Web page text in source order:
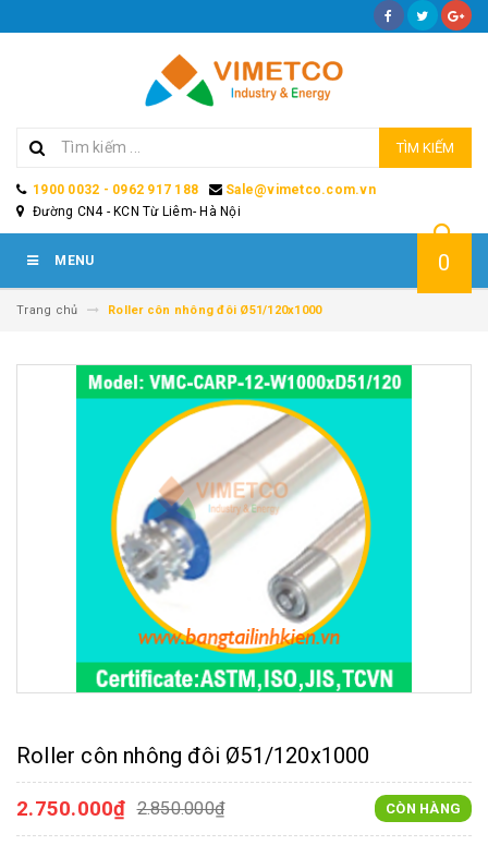
TÌM KIẾM
1900 0032 - 0962 917 188
Sale@vimetco.com.vn
Đường CN4 - KCN Từ Liêm- Hà Nội
MENU 0
Trang chủ Roller côn nhông đôi Ø51/120x1000
Roller côn nhông đôi Ø51/120x1000
2.750.000₫ 2.850.000₫ CÒN HÀNG